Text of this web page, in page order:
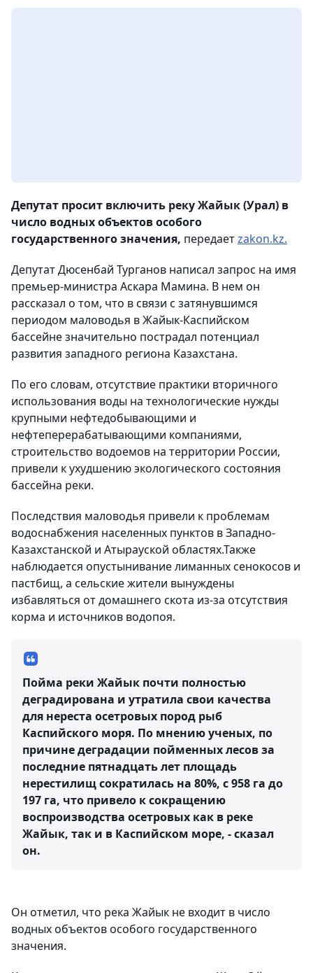
Депутат просит включить реку Жайык (Урал) в
число водных объектов особого
государственного значения, передаетzakon.kz.
Депутат Дюсенбай Турганов написал запрос на имя
премьер-министра Аскара Мамина. В нем он
рассказал о том, что в связи с затянувшимся
периодом маловодья в Жайык-Каспийском
бассейне значительно пострадал потенциал
развития западного региона Казахстана.
По его словам, отсутствие практики вторичного
использования воды на технологические нужды
крупными нефтедобывающими и
нефтеперерабатывающими компаниями,
строительство водоемов на территории России,
привели к ухудшению экологического состояния
бассейна реки.
Последствия маловодья привели к проблемам
водоснабжения населенных пунктов в Западно-
Казахстанской и Атырауской областях.Также
наблюдается опустынивание лиманных сенокосов и
пастбищ, а сельские жители вынуждены
избавляться от домашнего скота из-за отсутствия
корма и источников водопоя.
Пойма реки Жайык почти полностью
деградирована и утратила свои качества
для нереста осетровых пород рыб
Каспийского моря. По мнению ученых, по
причине деградации пойменных лесов за
последние пятнадцать лет площадь
нерестилищ сократилась на 80%, с 958 га до
197 га, что привело к сокращению
воспроизводства осетровых как в реке
Жайык, так и в Каспийском море, - сказал
он.
Он отметил, что река Жайык не входит в число
водных объектов особого государственного
значения.